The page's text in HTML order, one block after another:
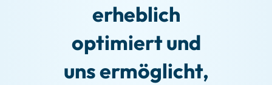
erheblich
optimiert und
uns ermöglicht,